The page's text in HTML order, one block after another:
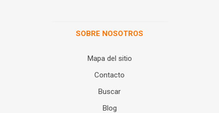
SOBRE NOSOTROS
Mapa del sitio
Contacto
Buscar
Blog